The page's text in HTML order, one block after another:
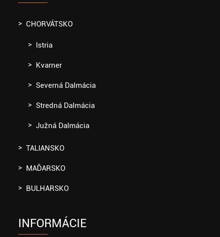
CHORVÁTSKO
Istria
Kvarner
Severná Dalmácia
Stredná Dalmácia
Južná Dalmácia
TALIANSKO
MAĎARSKO
BULHARSKO
INFORMÁCIE